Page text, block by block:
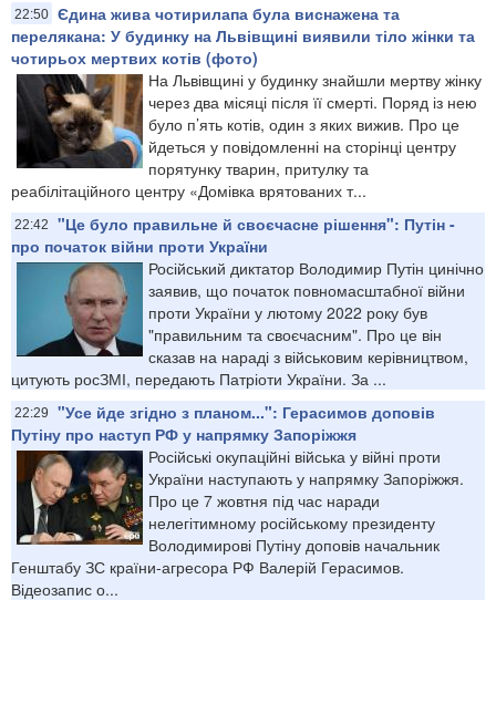
22:50 Єдина жива чотирилапа була виснажена та
перелякана: У будинку на Львівщині виявили тіло жінки та
чотирьох мертвих котів (фото)
На Львівщині у будинку знайшли мертву жінку
через два місяці після її смерті. Поряд із нею
було п’ять котів, один з яких вижив. Про це
йдеться у повідомленні на сторінці центру
порятунку тварин, притулку та
реабілітаційного центру «Домівка врятованих т...
22:42
"Це було правильне й своєчасне рішення": Путін -
про початок війни проти України
Російський диктатор Володимир Путін цинічно
заявив, що початок повномасштабної війни
проти України у лютому 2022 року був
"правильним та своєчасним". Про це він
сказав на нараді з військовим керівництвом,
цитують росЗМІ, передають Патріоти України. За ...
22:29
"Усе йде згідно з планом...": Герасимов доповів
Путіну про наступ РФ у напрямку Запоріжжя
Російські окупаційні війська у війні проти
України наступають у напрямку Запоріжжя.
Про це 7 жовтня під час наради
нелегітимному російському президенту
Володимирові Путіну доповів начальник
Генштабу ЗС країни-агресора РФ Валерій Герасимов.
Відеозапис о...